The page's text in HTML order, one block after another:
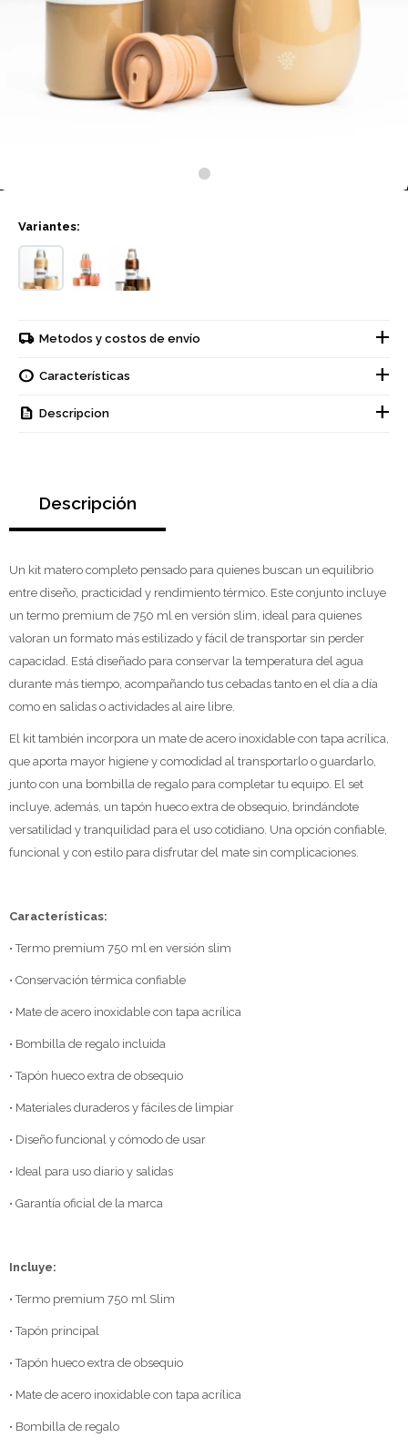
Variantes:
Metodos y costos de envío
Características
Descripcion
Descripción
Un kit matero completo pensado para quienes buscan un equilibrio
entre diseño, practicidad y rendimiento térmico. Este conjunto incluye
un termo premium de 750 ml en versión slim, ideal para quienes
valoran un formato más estilizado y fácil de transportar sin perder
capacidad. Está diseñado para conservar la temperatura del agua
durante más tiempo, acompañando tus cebadas tanto en el día a día
como en salidas o actividades al aire libre.
El kit también incorpora un mate de acero inoxidable con tapa acrílica,
que aporta mayor higiene y comodidad al transportarlo o guardarlo,
junto con una bombilla de regalo para completar tu equipo. El set
incluye, además, un tapón hueco extra de obsequio, brindándote
versatilidad y tranquilidad para el uso cotidiano. Una opción confiable,
funcional y con estilo para disfrutar del mate sin complicaciones.
Características:
• Termo premium 750 ml en versión slim
• Conservación térmica confiable
• Mate de acero inoxidable con tapa acrílica
• Bombilla de regalo incluida
• Tapón hueco extra de obsequio
• Materiales duraderos y fáciles de limpiar
• Diseño funcional y cómodo de usar
• Ideal para uso diario y salidas
• Garantía oficial de la marca
Incluye:
• Termo premium 750 ml Slim
• Tapón principal
• Tapón hueco extra de obsequio
• Mate de acero inoxidable con tapa acrílica
• Bombilla de regalo